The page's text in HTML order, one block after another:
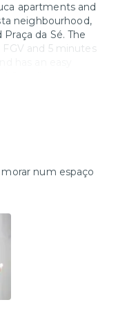
apartments and
neighbourhood,
da Sé. The
and 5 minutes
Casarão do
for more
num espaço